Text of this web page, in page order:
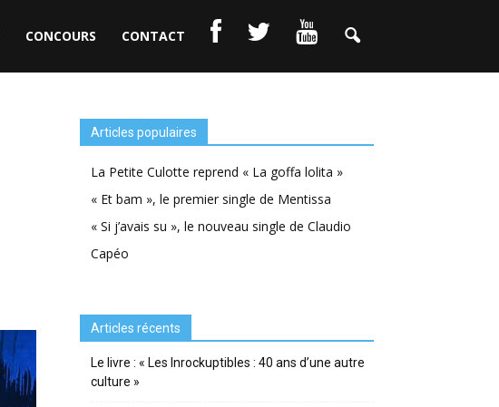
CONCOURS CONTACT
Articles populaires
La Petite Culotte reprend « La goffa lolita »
« Et bam », le premier single de Mentissa
« Si j’avais su », le nouveau single de Claudio
Capéo
Articles récents
Le livre : « Les Inrockuptibles : 40 ans d’une autre
culture »